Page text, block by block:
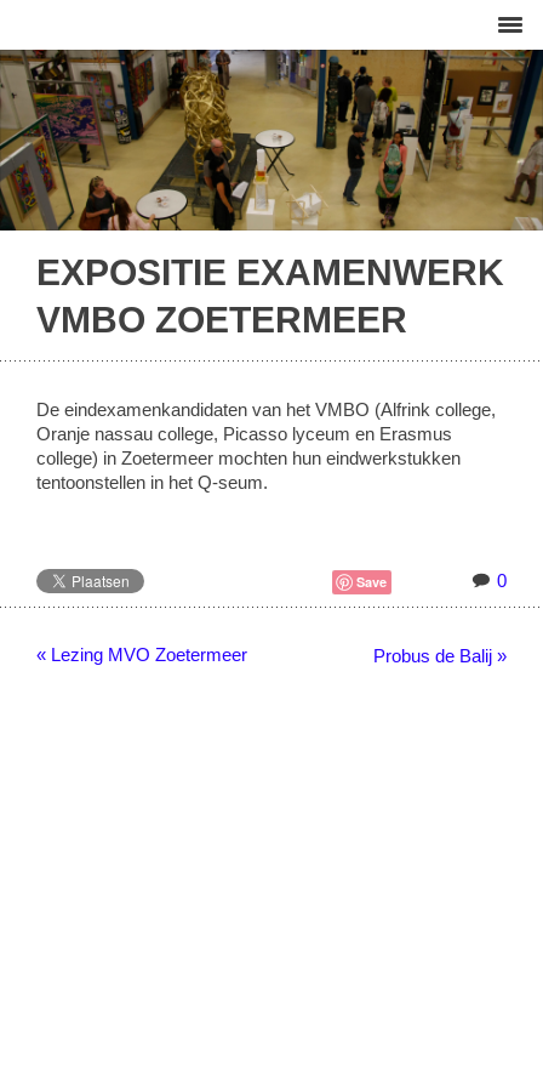
EXPOSITIE EXAMENWERK
VMBO ZOETERMEER
De eindexamenkandidaten van het VMBO (Alfrink college,
Oranje nassau college, Picasso lyceum en Erasmus
college) in Zoetermeer mochten hun eindwerkstukken
tentoonstellen in het Q-seum.
Save 0
« Lezing MVO Zoetermeer Probus de Balij »